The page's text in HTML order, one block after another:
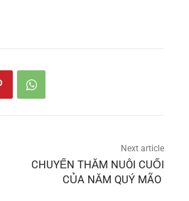
Next article
CHUYẾN THĂM NUÔI CUỐI
CỦA NĂM QUÝ MÃO